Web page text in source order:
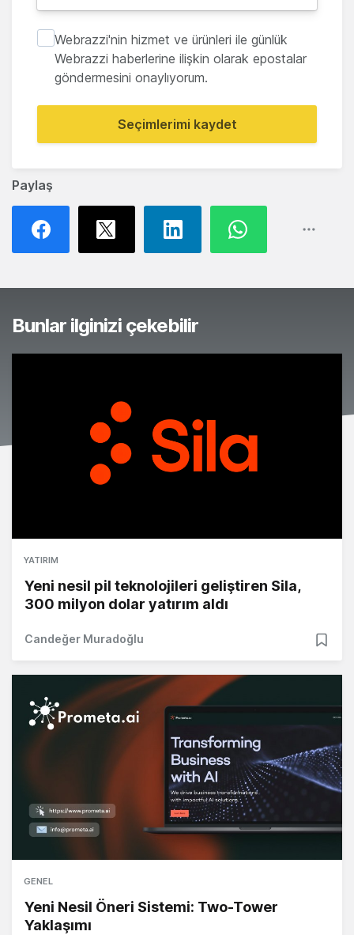
Paylaş
Webrazzi'nin hizmet ve ürünleri ile günlük
Webrazzi haberlerine ilişkin olarak epostalar
göndermesini onaylıyorum.
Seçimlerimi kaydet
Bunlar ilginizi çekebilir
YATIRIM
Yeni nesil pil teknolojileri geliştiren Sila,
300 milyon dolar yatırım aldı
Candeğer Muradoğlu
GENEL
Yeni Nesil Öneri Sistemi: Two-Tower
Yaklaşımı